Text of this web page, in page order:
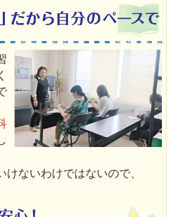
ないわけではないので、